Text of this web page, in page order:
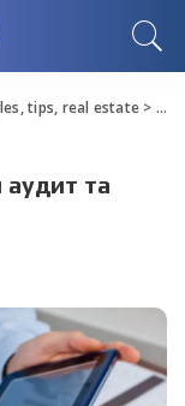
tips, real estate>
аудит та